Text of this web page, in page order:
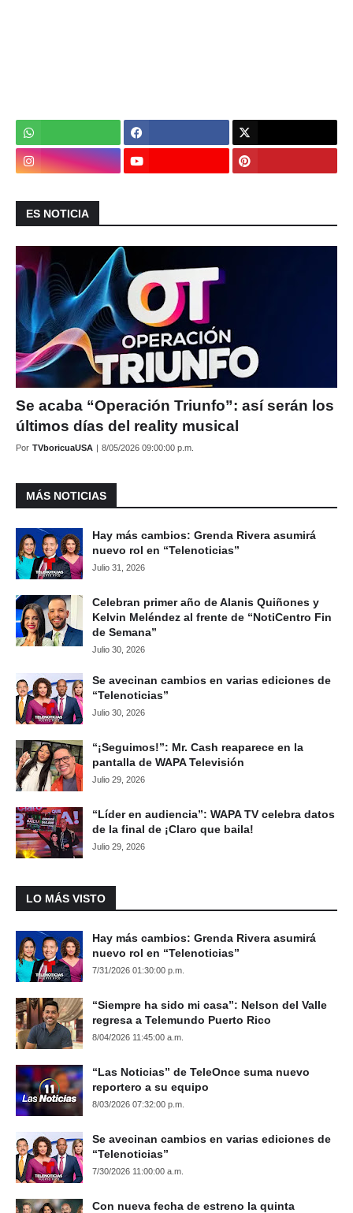
ES NOTICIA
Se acaba “Operación Triunfo”: así serán los
últimos días del reality musical
Por TVboricuaUSA | 8/05/2026 09:00:00 p.m.
MÁS NOTICIAS
Hay más cambios: Grenda Rivera asumirá
nuevo rol en “Telenoticias”
Julio 31, 2026
Celebran primer año de Alanis Quiñones y
Kelvin Meléndez al frente de “NotiCentro Fin
de Semana”
Julio 30, 2026
Se avecinan cambios en varias ediciones de
“Telenoticias”
Julio 30, 2026
“¡Seguimos!”: Mr. Cash reaparece en la
pantalla de WAPA Televisión
Julio 29, 2026
“Líder en audiencia”: WAPA TV celebra datos
de la final de ¡Claro que baila!
Julio 29, 2026
LO MÁS VISTO
Hay más cambios: Grenda Rivera asumirá
nuevo rol en “Telenoticias”
7/31/2026 01:30:00 p.m.
“Siempre ha sido mi casa”: Nelson del Valle
regresa a Telemundo Puerto Rico
8/04/2026 11:45:00 a.m.
“Las Noticias” de TeleOnce suma nuevo
reportero a su equipo
8/03/2026 07:32:00 p.m.
Se avecinan cambios en varias ediciones de
“Telenoticias”
7/30/2026 11:00:00 a.m.
Con nueva fecha de estreno la quinta